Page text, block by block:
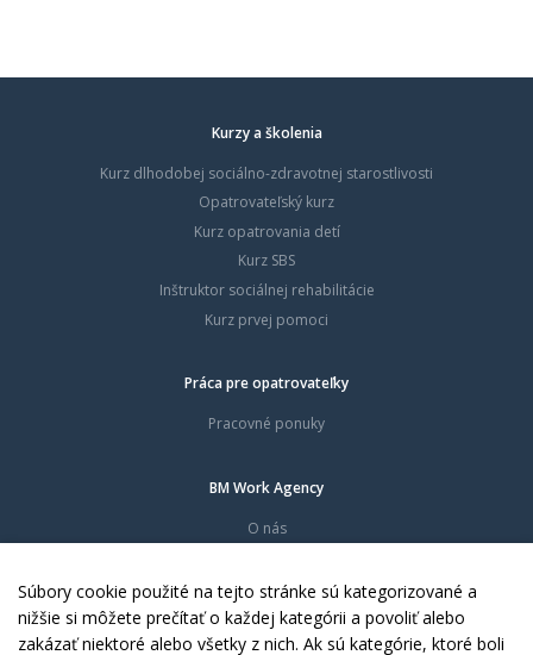
Kurzy a školenia
Kurz dlhodobej sociálno-zdravotnej starostlivosti
Opatrovateľský kurz
Kurz opatrovania detí
Kurz SBS
Inštruktor sociálnej rehabilitácie
Kurz prvej pomoci
Práca pre opatrovateľky
Pracovné ponuky
BM Work Agency
O nás
Dokumenty
Kontakty
Súbory cookie použité na tejto stránke sú kategorizované a
nižšie si môžete prečítať o každej kategórii a povoliť alebo
zakázať niektoré alebo všetky z nich. Ak sú kategórie, ktoré boli